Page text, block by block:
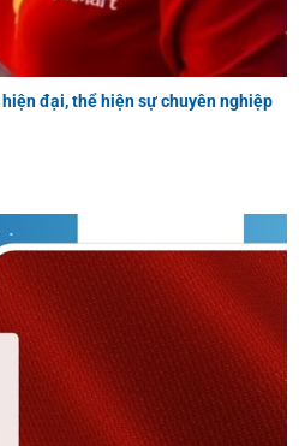
đại, thể hiện sự chuyên nghiệp